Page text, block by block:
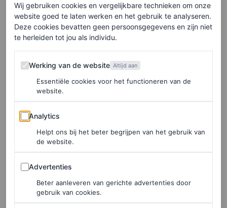
En dat is niet alleen voor de commercial. Beyoncé houdt
zich aan haar woord en komt écht met nieuwe muziek.
Na de reclame volgde namelijk een countryachtige
teaservideo waarin de zangeres in een vintage taxi door
de woestijn rijdt. Een groep mannen komt samen en kijkt
verwonderd naar een enorm billboard. Daarop is Bey te
zien in een rode bikini met de tekst
video eindigt met een datum: 29 maart, de dag waarop
lanceert. Geheel op Beyoncé-wijze gaf de artiest vlak
daarna haar nieuwe nummers vrij.
Wij gebruiken cookies en vergelijkbare technieken om onze
website goed te laten werken en het gebruik te analyseren.
Deze cookies bevatten geen persoonsgegevens en zijn niet
te herleiden tot jou als individu.
Werking van de website
Werking van de website Altijd aan
Essentiële cookies voor het functioneren van de
website.
Analytics
Analytics
Helpt ons bij het beter begrijpen van het gebruik van
de website.
Advertenties
Advertenties
Beter aanleveren van gerichte advertenties door
gebruik van cookies.